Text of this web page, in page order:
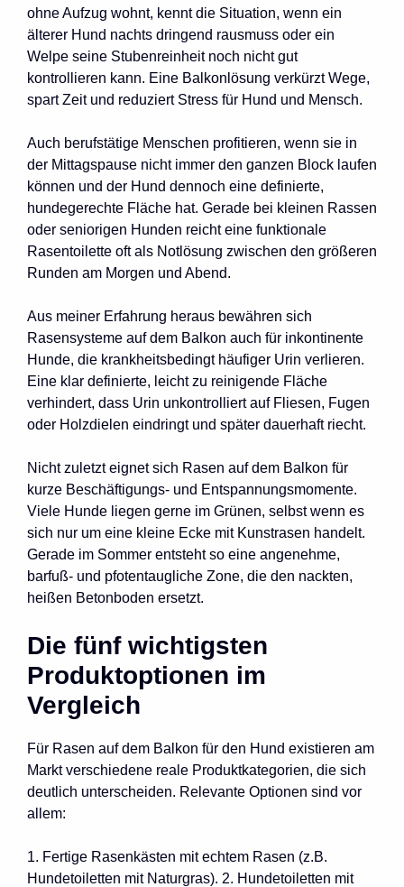
ohne Aufzug wohnt, kennt die Situation, wenn ein
älterer Hund nachts dringend rausmuss oder ein
Welpe seine Stubenreinheit noch nicht gut
kontrollieren kann. Eine Balkonlösung verkürzt Wege,
spart Zeit und reduziert Stress für Hund und Mensch.
Auch berufstätige Menschen profitieren, wenn sie in
der Mittagspause nicht immer den ganzen Block laufen
können und der Hund dennoch eine definierte,
hundegerechte Fläche hat. Gerade bei kleinen Rassen
oder seniorigen Hunden reicht eine funktionale
Rasentoilette oft als Notlösung zwischen den größeren
Runden am Morgen und Abend.
Aus meiner Erfahrung heraus bewähren sich
Rasensysteme auf dem Balkon auch für inkontinente
Hunde, die krankheitsbedingt häufiger Urin verlieren.
Eine klar definierte, leicht zu reinigende Fläche
verhindert, dass Urin unkontrolliert auf Fliesen, Fugen
oder Holzdielen eindringt und später dauerhaft riecht.
Nicht zuletzt eignet sich Rasen auf dem Balkon für
kurze Beschäftigungs- und Entspannungsmomente.
Viele Hunde liegen gerne im Grünen, selbst wenn es
sich nur um eine kleine Ecke mit Kunstrasen handelt.
Gerade im Sommer entsteht so eine angenehme,
barfuß- und pfotentaugliche Zone, die den nackten,
heißen Betonboden ersetzt.
Die fünf wichtigsten
Produktoptionen im
Vergleich
Für Rasen auf dem Balkon für den Hund existieren am
Markt verschiedene reale Produktkategorien, die sich
deutlich unterscheiden. Relevante Optionen sind vor
allem:
1. Fertige Rasenkästen mit echtem Rasen (z.B.
Hundetoiletten mit Naturgras). 2. Hundetoiletten mit